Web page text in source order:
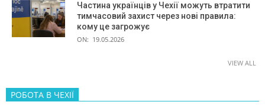
Частина українців у Чехії можуть втратити
тимчасовий захист через нові правила:
кому це загрожує
ON: 19.05.2026
VIEW ALL
РОБОТА В ЧЕХІЇ